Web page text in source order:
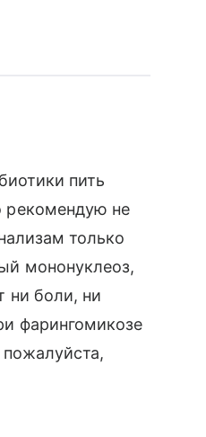
пить
рекомендую не
только
мононуклеоз,
ни боли, ни
фарингомикозе